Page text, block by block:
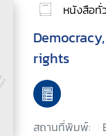
หนังสือทั่
rights
สถานที่พิมพ์: